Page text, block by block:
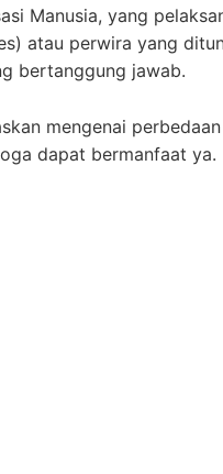
Manusia, yang
atau perwira yang
bertanggung jawab.
mengenai
dapat bermanfaat ya.